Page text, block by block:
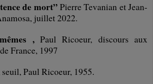
de mort” Pierre Tevanian et Jean-
juillet 2022.
,Paul Ricoeur, discours aux
France, 1997
seuil, Paul Ricoeur, 1955.